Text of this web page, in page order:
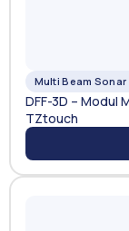
Multi Beam Sonar
DFF-3D – Modul
TZtouch